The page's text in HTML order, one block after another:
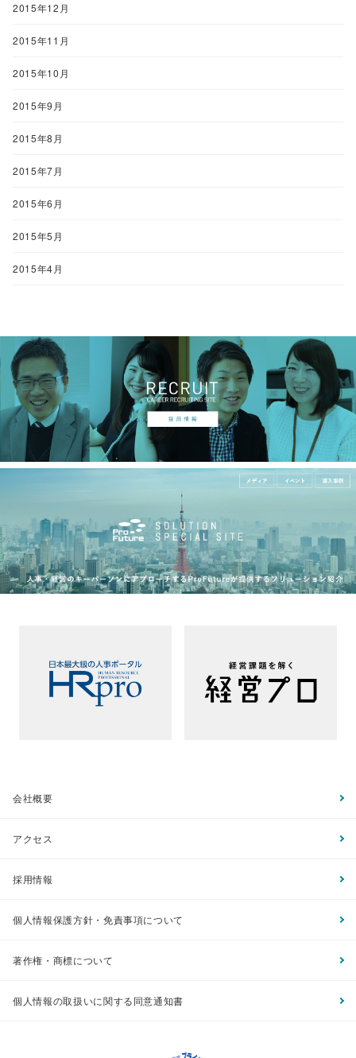
2015年12月
2015年11月
2015年10月
2015年9月
2015年8月
2015年7月
2015年6月
2015年5月
2015年4月
<
会社概要
アクセス
採用情報
個人情報保護方針・免責事項について
著作権・商標について
個人情報の取扱いに関する同意通知書